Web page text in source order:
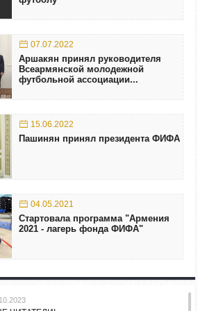
07.07.2022
Аршакян принял руководителя
Всеармянской молодежной
футбольной ассоциации...
15.06.2022
Пашинян принял президента ФИФА
04.05.2021
Стартовала программа "Армения
2021 - лагерь фонда ФИФА"